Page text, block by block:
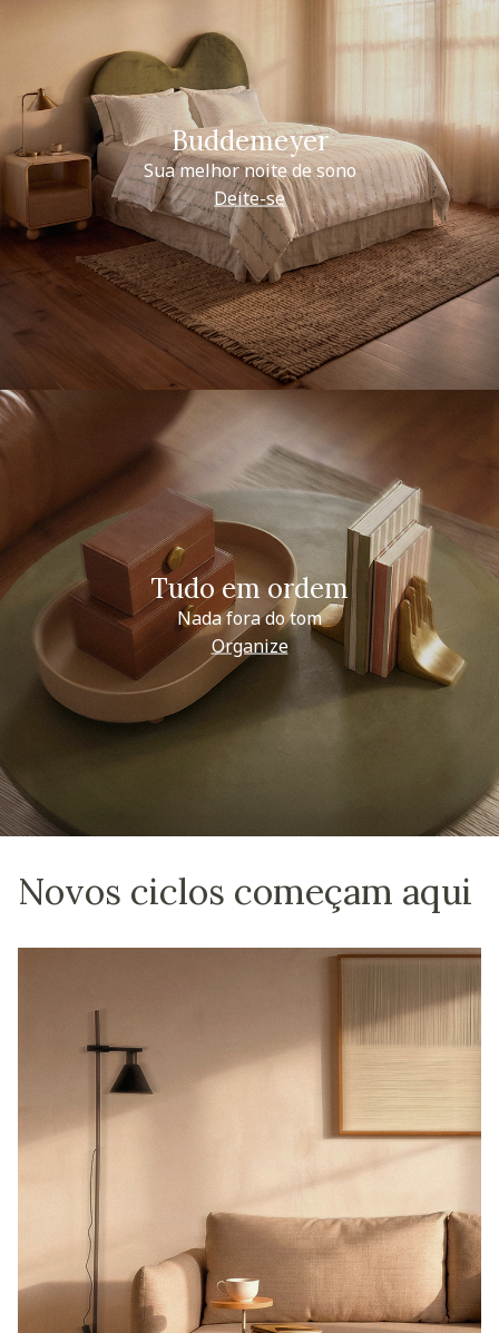
Buddemeyer
Sua melhor noite de sono
Deite-se
Tudo em ordem
Nada fora do tom
Organize
Novos ciclos começam aqui